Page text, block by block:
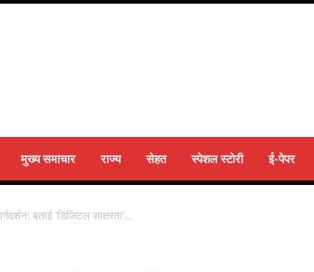
मुख्य समाचार राज्य सेहत स्पेशल स्टोरी ई-पेपर
बताई ‘डिजिटल साक्षरता’...